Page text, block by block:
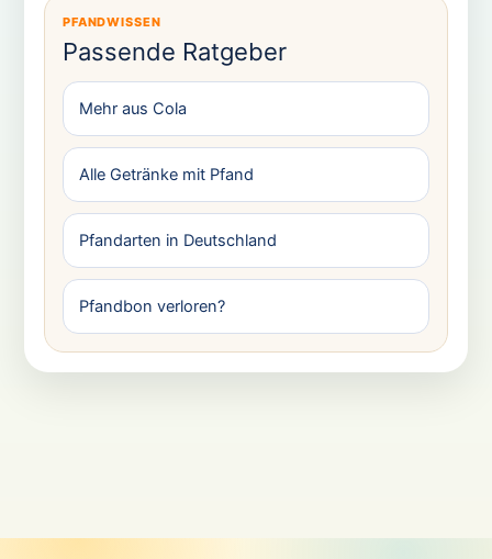
PFANDWISSEN
Passende Ratgeber
Mehr aus Cola
Alle Getränke mit Pfand
Pfandarten in Deutschland
Pfandbon verloren?